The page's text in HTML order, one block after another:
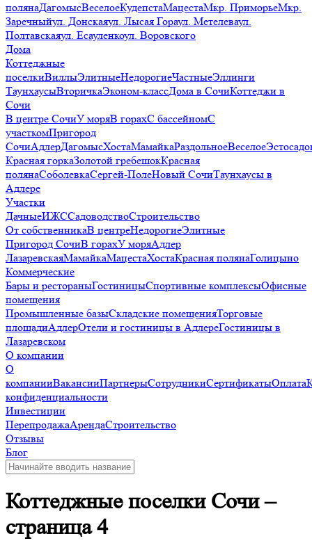
полянаДагомысВеселоеКудепстаМацестаМкр. ПриморьеМкр.
Заречныйул. Донскаяул. Лысая Гораул. Метелеваул.
Полтавскаяул. Есауленкоул. Воровского
Дома
Коттеджные
поселкиВиллыЭлитныеНедорогиеЧастныеЭллинги
ТаунхаусыВторичкаЭконом-классДома в СочиКоттеджи в
Сочи
В центре СочиУ моряВ горахС бассейномС
участкомПригород
СочиАдлерДагомысХостаМамайкаРаздольноеВеселое
Красная горкаЗолотой гребешокКрасная
полянаСоболевкаСергей-ПолеНовый СочиТаунхаусы в
Адлере
Участки
ДачныеИЖССадоводствоСтроительство
От собственникаВ центреНедорогиеЭлитные
Пригород СочиВ горахУ моряАдлер
ЛазаревскаяМамайкаМацестаХостаКрасная полянаГолицыно
Коммерческие
Бары и рестораныГостиницыСпортивные комплексыОфисные
помещения
Промышленные базыСкладские помещенияТорговые
площадиАдлерОтели и гостиницы в АдлереГостиницы в
Лазаревском
О компании
О
компанииВакансииПартнерыСотрудникиСертификатыОплата
конфиденциальности
Инвестиции
ПерепродажаАрендаСтроительство
Отзывы
Блог
Коттеджные поселки Сочи –
страница 4